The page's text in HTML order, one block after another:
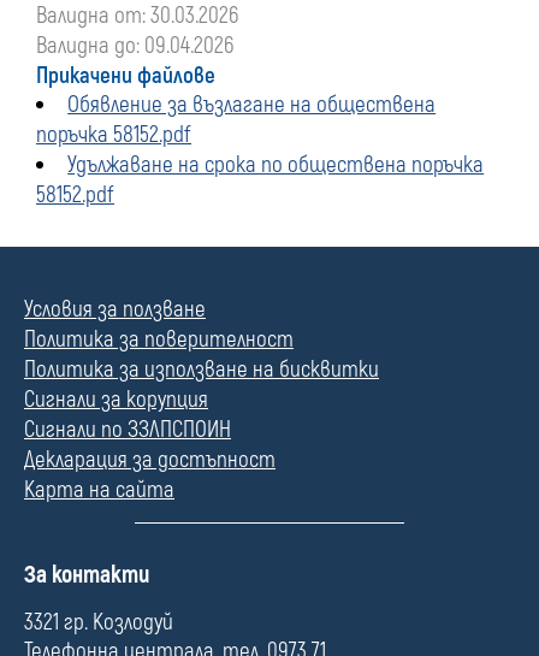
Валидна от: 30.03.2026
Валидна до: 09.04.2026
Прикачени файлове
Обявление за възлагане на обществена
поръчка 58152.pdf
Удължаване на срока по обществена поръчка
58152.pdf
Условия за ползване
Политика за поверителност
Политика за използване на бисквитки
Сигнали за корупция
Сигнали по ЗЗЛПСПОИН
Декларация за достъпност
Карта на сайта
П
л
е
За контакти
3321 гр. Козлодуй